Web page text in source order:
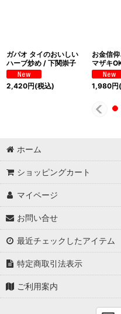
ガパオ タイのおいしい
ハーブ炒め / 下関崇子
2,420円(税込)
お金信
マザキ
1,980円
ホーム
ショッピングカート
マイページ
お問い合せ
最近チェックしたアイテム
特定商取引法表示
ご利用案内